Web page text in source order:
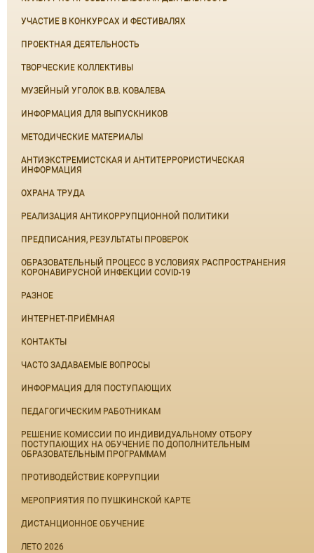
УЧАСТИЕ В КОНКУРСАХ И ФЕСТИВАЛЯХ
ПРОЕКТНАЯ ДЕЯТЕЛЬНОСТЬ
ТВОРЧЕСКИЕ КОЛЛЕКТИВЫ
МУЗЕЙНЫЙ УГОЛОК В.В. КОВАЛЕВА
ИНФОРМАЦИЯ ДЛЯ ВЫПУСКНИКОВ
МЕТОДИЧЕСКИЕ МАТЕРИАЛЫ
АНТИЭКСТРЕМИСТСКАЯ И АНТИТЕРРОРИСТИЧЕСКАЯ
ИНФОРМАЦИЯ
ОХРАНА ТРУДА
РЕАЛИЗАЦИЯ АНТИКОРРУПЦИОННОЙ ПОЛИТИКИ
ПРЕДПИСАНИЯ, РЕЗУЛЬТАТЫ ПРОВЕРОК
ОБРАЗОВАТЕЛЬНЫЙ ПРОЦЕСС В УСЛОВИЯХ РАСПРОСТРАНЕНИЯ
КОРОНАВИРУСНОЙ ИНФЕКЦИИ COVID-19
РАЗНОЕ
ИНТЕРНЕТ-ПРИЁМНАЯ
КОНТАКТЫ
ЧАСТО ЗАДАВАЕМЫЕ ВОПРОСЫ
ИНФОРМАЦИЯ ДЛЯ ПОСТУПАЮЩИХ
ПЕДАГОГИЧЕСКИМ РАБОТНИКАМ
РЕШЕНИЕ КОМИССИИ ПО ИНДИВИДУАЛЬНОМУ ОТБОРУ
ПОСТУПАЮЩИХ НА ОБУЧЕНИЕ ПО ДОПОЛНИТЕЛЬНЫМ
ОБРАЗОВАТЕЛЬНЫМ ПРОГРАММАМ
ПРОТИВОДЕЙСТВИЕ КОРРУПЦИИ
МЕРОПРИЯТИЯ ПО ПУШКИНСКОЙ КАРТЕ
ДИСТАНЦИОННОЕ ОБУЧЕНИЕ
ЛЕТО 2026